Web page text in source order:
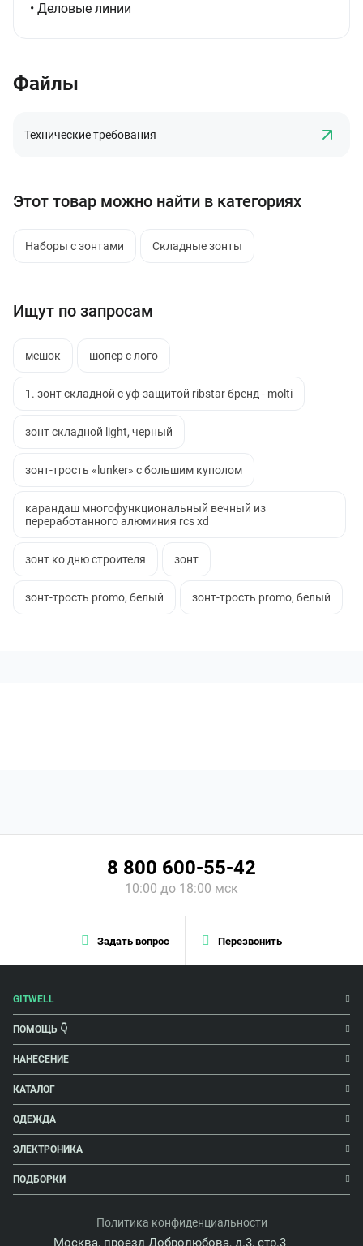
• Деловые линии
Файлы
Технические требования
Этот товар можно найти в категориях
Наборы с зонтами Складные зонты
Ищут по запросам
мешок шопер с лого
1. зонт складной с уф-защитой ribstar бренд - molti
зонт складной light, черный
зонт-трость «lunker» с большим куполом
карандаш многофункциональный вечный из
переработанного алюминия rcs xd
зонт ко дню строителя зонт
зонт-трость promo, белый зонт-трость promo, белый
Задать вопрос Перезвонить
8 800 600-55-42
10:00 до 18:00 мск
GITWELL
ПОМОЩЬ 👇
НАНЕСЕНИЕ
КАТАЛОГ
ОДЕЖДА
ЭЛЕКТРОНИКА
ПОДБОРКИ
Политика конфиденциальности
Москва, проезд Добролюбова, д.3, стр.3